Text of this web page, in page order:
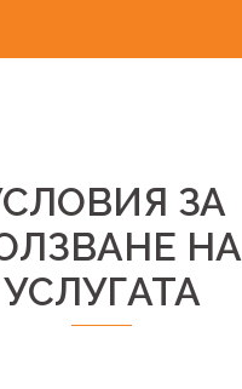
ЗА
НА
УСЛУГАТА